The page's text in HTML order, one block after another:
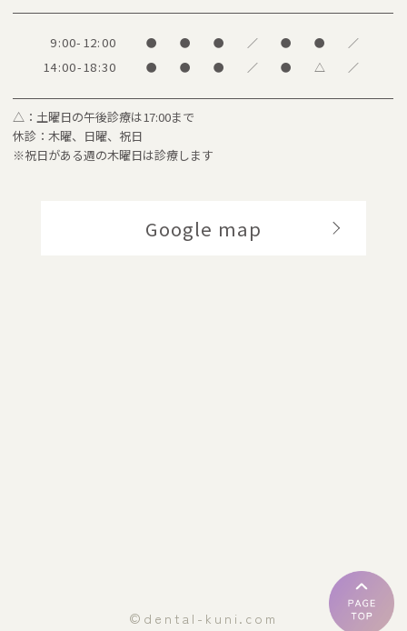
9:00-12:00 ● ● ● ／ ● ● ／
14:00-18:30 ● ● ● ／ ● △ ／
△：土曜日の午後診療は17:00まで
休診：木曜、日曜、祝日
※祝日がある週の木曜日は診療します
Google map
©dental-kuni.com